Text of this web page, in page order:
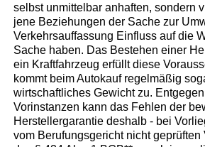
selbst unmittelbar anhaften, sondern
jene Beziehungen der Sache zur
Verkehrsauffassung Einfluss auf die
Sache haben. Das Bestehen einer
ein Kraftfahrzeug erfüllt diese
kommt beim Autokauf regelmäßig
wirtschaftliches Gewicht zu.
Vorinstanzen kann das Fehlen der
Herstellergarantie deshalb - bei
vom Berufungsgericht nicht geprüften